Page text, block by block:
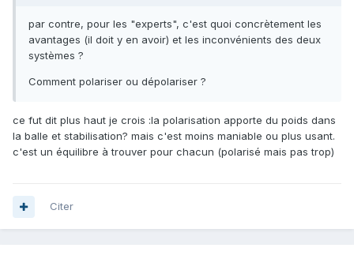
par contre, pour les "experts", c'est quoi concrètement les
avantages (il doit y en avoir) et les inconvénients des deux
systèmes ?
Comment polariser ou dépolariser ?
ce fut dit plus haut je crois :la polarisation apporte du poids dans
la balle et stabilisation? mais c'est moins maniable ou plus usant.
c'est un équilibre à trouver pour chacun (polarisé mais pas trop)
Citer